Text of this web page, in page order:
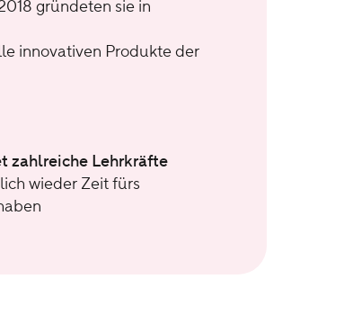
gründeten sie in
innovativen Produkte der
zahlreiche Lehrkräfte
wieder Zeit fürs